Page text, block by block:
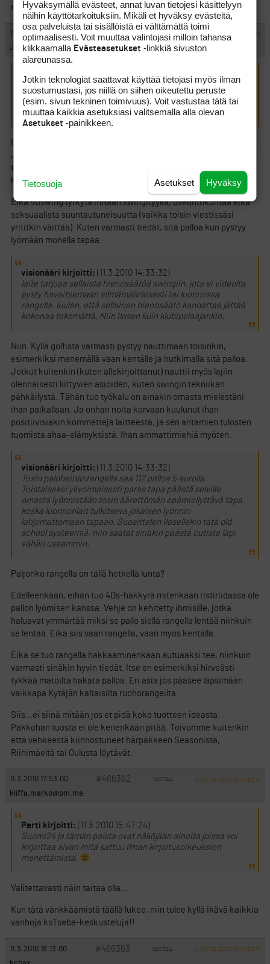
menettämistä.
11.3.2010 17:48:00 #466361 VASTAA ILMOITA ASIATON VIESTI
Jokkedokke
visionääri kirjoitti:(11.3.2010 14:33:32)
Kyllä tämä yhä enemmän ja enemmän alkaa kuulostamaan
skientologien E-mittarilta jonka käyriä sitten tulkitsee
tarpeeksi auskuntoinut skientologi-pro.
Päinvastoin, ei tässä mitään salaseuraa olla rakentamassa.
Joku käsitys golfswingistä pitää kuitenkin olla tulkintaa
tehdessä. Sama hommahan se on ihan tavallista videokameraa
käytettäessä, jonkun sitäkin informaatiota pitää tulkita.
Eikä 4Dswing tyrkytä mitään swingityyliä, uskontokuntaa eikä
seksuaalista suuntautuneisuutta (vaikka toisin viestissäsi
yrititkin väittää). Kuten varmasti tiedät, sitä palloa kun pystyy
lyömään monella tapaa.
visionääri kirjoitti: (11.3.2010 14:33:32)
laite tarjoaa sellaista hienosäätöä swingiin, jota ei videolta
pysty havaitsemaan silmämääräisesti tai luonnossa
rangella. luulen, että sellainen hienosäätö kannattaa jättää
kokonaa tekemättä. Niin Ilosen kuin klubipelaajankin.
Niin. Kyllä golfista varmasti pystyy nauttimaan toisinkin,
esimerkiksi menemällä vaan kentälle ja hutkimalla sitä palloa.
Jotkut kuitenkin (kuten allekirjoittanut) nauttii myös lajiin
olennaisesti liittyvien asioiden, kuten swingin tekniikan
pähkäilystä. Tähän tuo työkalu on ainakin omasta mielestäni
ihan paikallaan. Ja onhan noita korvaan kuulunut ihan
positiivisiakin kommetteja laitteesta, ja sen antamien tulosten
tuomista ahaa-elämyksistä. Ihan ammattimiehiä myöten.
visionääri kirjoitti: (11.3.2010 14:33:32)
Tosin paloheinänrangella saa 112 palloa 5 eurolla.
Toistaiseksi ylivoimaisesti paras tapa päästä selville
omasta lyönnistään tosin äärettömän epämiellyttävä tapa
koska luonnonlait tulkitseva jokaisen lyönnin
lahjomattomaan tapaan. Suosittelen Ilosellekin tätä old
school systeemiä, niin saatat sinäkin päästä cutista läpi
vähän useammin.
Paljonko rangella on tällä hetkellä lunta?
Edelleenkään, eihän tuo 4Ds-häkkyrä mitenkään ristiriidassa ole
pallon lyömisen kanssa. Vehje on kehitetty ihmisille, jotka
haluavat ymmärtää miksi se pallo siellä rangella lentää niinkuin
se lentää. Eikä siis vaan rangella, vaan myös kentällä.
Eikä se tuo rangella hakkaaminenkaan autuaaksi tee, niinkuin
varmasti sinäkin hyvin tiedät. Itse en esimerkiksi hirveästi
tykkää matoilta hakata palloa. Eri asia jos pääsee läpsimään
vaikkapa Kytäjän kaltaisilta ruohorangeilta.
Siis…ei siinä mitään jos et pidä koko tuotteen ideasta.
Pakkohan tuosta ei ole kenenkään pitää. Toivomme kuitenkin
että vehkeestä kiinnostuneet härpäkkeen Seasonista,
Riihimäeltä tai Oulusta löytävät.
11.3.2010 17:53:00 #466362 VASTAA ILMOITA ASIATON VIESTI
kliffa.marko@pm.me
Parti kirjoitti: (11.3.2010 15:47:24)
Suomi24 ja tämän palsta ovat näköjään ainoita joissa voi
kirjoittaa aivan mitä sattuu ilman kirjoitusoikeuksien
menettämistä.
Valitettavasti näin taitaa olla…
Kun tätä vänkkäämistä täällä lukee, niin tulee kyllä ikävä kaikkia
vanhoja ksTseba-keskusteluja!!
11.3.2010 18:13:00 #466363 VASTAA ILMOITA ASIATON VIESTI
Hyväksymällä evästeet, annat luvan tietojesi käsittelyyn
näihin käyttötarkoituksiin. Mikäli et hyväksy evästeitä,
osa palveluista tai sisällöistä ei välttämättä toimi
optimaalisesti. Voit muuttaa valintojasi milloin tahansa
klikkaamalla Evästeasetukset -linkkiä sivuston
alareunassa.
Jotkin teknologiat saattavat käyttää tietojasi myös ilman
suostumustasi, jos niillä on siihen oikeutettu peruste
(esim. sivun tekninen toimivuus). Voit vastustaa tätä tai
muuttaa kaikkia asetuksiasi valitsemalla alla olevan
Asetukset -painikkeen.
Hyväksy
Asetukset
Tietosuoja